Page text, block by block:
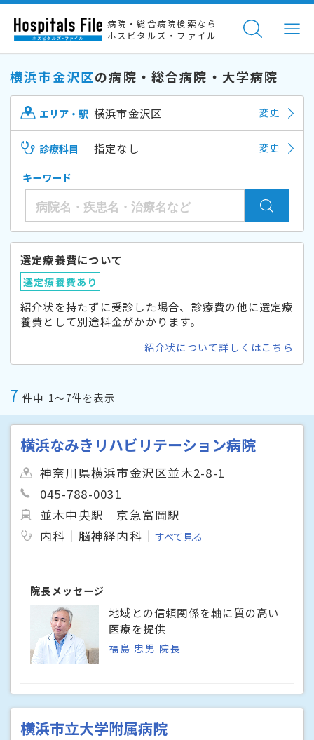
病院・総合病院検索なら
ホスピタルズ・ファイル
横浜市金沢区の病院・総合病院・大学病院
エリア・駅 横浜市金沢区 変更
診療科目 指定なし 変更
キーワード
選定療養費について
選定療養費あり
紹介状を持たずに受診した場合、診療費の他に選定療
養費として別途料金がかかります。
紹介状について詳しくはこちら
7 件中 1〜7件を表示
横浜なみきリハビリテーション病院
神奈川県横浜市金沢区並木2-8-1
045-788-0031
並木中央駅 京急富岡駅
内科
脳神経内科 すべて見る
院長メッセージ
地域との信頼関係を軸に質の高い
医療を提供
福島 忠男 院長
横浜市立大学附属病院